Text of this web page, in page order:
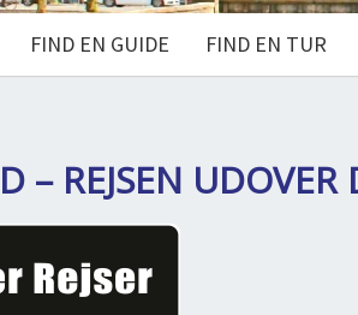
FIND EN GUIDE FIND EN TUR
– REJSEN